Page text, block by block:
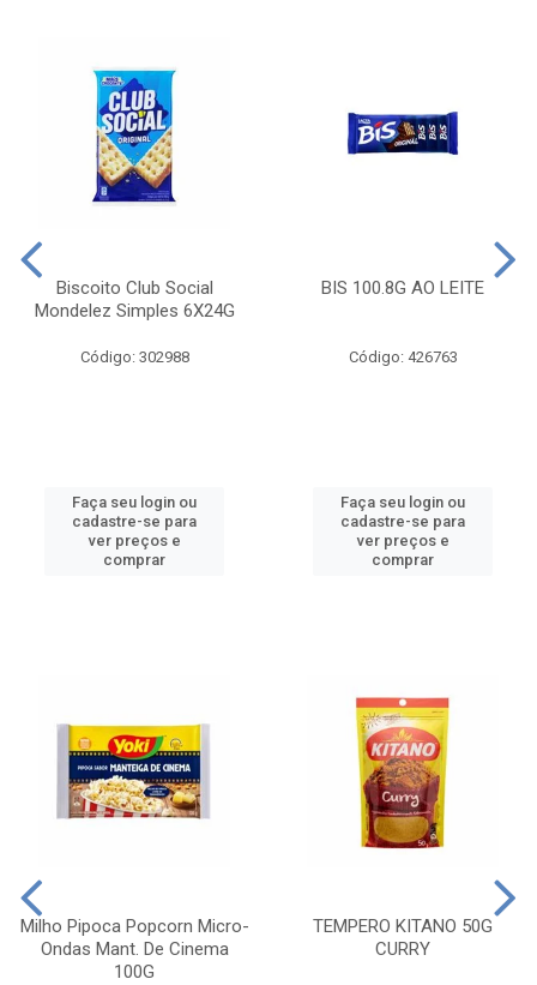
Biscoito Club Social
Mondelez Simples 6X24G
Código: 302988
Faça seu login ou
cadastre-se para
ver preços e
comprar
BIS 100.8G AO LEITE
Código: 426763
Faça seu login ou
cadastre-se para
ver preços e
comprar
Milho Pipoca Popcorn Micro-
Ondas Mant. De Cinema
100G
TEMPERO KITANO 50G
CURRY